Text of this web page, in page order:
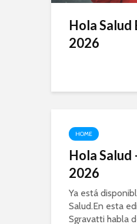
Hola Salud
2026
HOME
Hola Salud
2026
Ya está
Salud.En esta
Sgravatti habla